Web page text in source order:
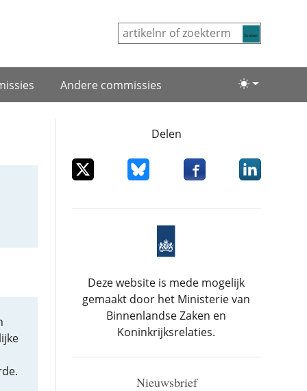
Lichte/
Andere commissies
Delen
Deel dit item op XDeel dit item op Bluesky
Deel dit item op
Deel dit
Deze website is mede mogelijk
gemaakt door het Ministerie van
Binnenlandse Zaken en
Koninkrijksrelaties.
Nieuwsbrief